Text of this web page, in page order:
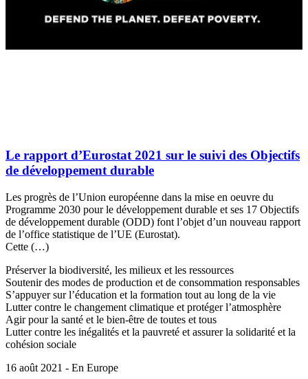
Le rapport d’Eurostat 2021 sur le suivi des Objectifs
de développement durable
Les progrès de l’Union européenne dans la mise en oeuvre du
Programme 2030 pour le développement durable et ses 17 Objectifs
de développement durable (ODD) font l’objet d’un nouveau rapport
de l’office statistique de l’UE (Eurostat).
Cette (…)
Préserver la biodiversité, les milieux et les ressources
Soutenir des modes de production et de consommation responsables
S’appuyer sur l’éducation et la formation tout au long de la vie
Lutter contre le changement climatique et protéger l’atmosphère
Agir pour la santé et le bien-être de toutes et tous
Lutter contre les inégalités et la pauvreté et assurer la solidarité et la
cohésion sociale
16 août 2021 - En Europe